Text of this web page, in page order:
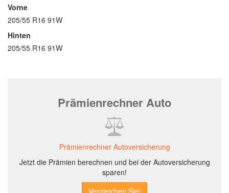
Vorne
205/55 R16 91W
Hinten
205/55 R16 91W
Prämienrechner Auto
Prämienrechner Autoversicherung
Jetzt die Prämien berechnen und bei der Autoversicherung
sparen!